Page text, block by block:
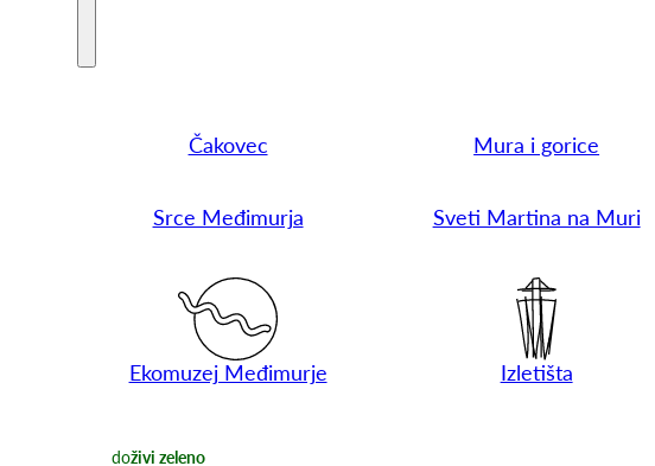
Čakovec Mura i gorice
Srce Međimurja Sveti Martina na Muri
Ekomuzej Međimurje Izletišta
doživi zeleno